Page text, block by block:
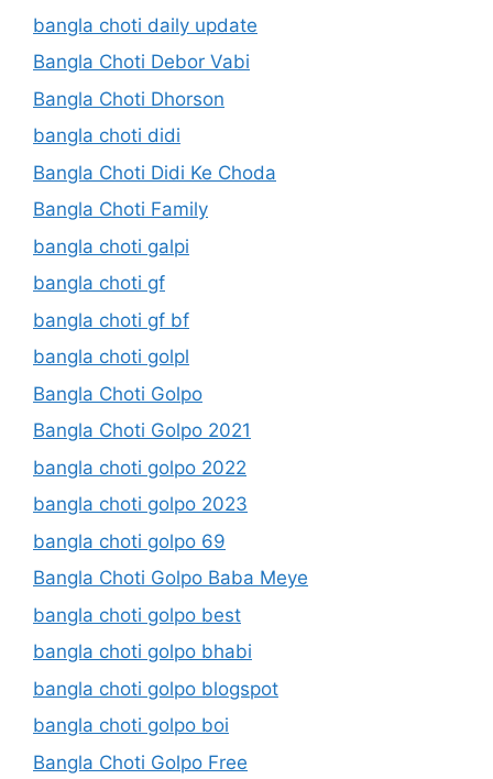
bangla choti daily update
Bangla Choti Debor Vabi
Bangla Choti Dhorson
bangla choti didi
Bangla Choti Didi Ke Choda
Bangla Choti Family
bangla choti galpi
bangla choti gf
bangla choti gf bf
bangla choti golpl
Bangla Choti Golpo
Bangla Choti Golpo 2021
bangla choti golpo 2022
bangla choti golpo 2023
bangla choti golpo 69
Bangla Choti Golpo Baba Meye
bangla choti golpo best
bangla choti golpo bhabi
bangla choti golpo blogspot
bangla choti golpo boi
Bangla Choti Golpo Free